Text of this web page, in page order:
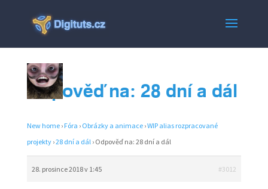
Odpověď na: 28 dní a dál
New home › Fóra › Obrázky a animace ›WIP alias rozpracované
projekty ›28 dní a dál › Odpověď na: 28 dní a dál
28. prosince 2018 v 1:45 #3012